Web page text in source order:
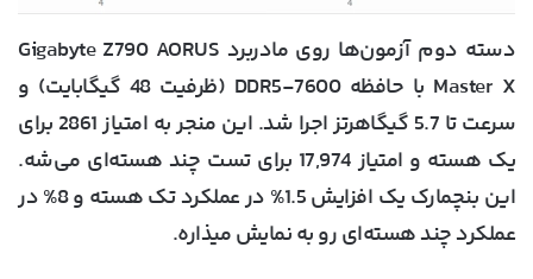
دسته دوم آزمون‌ها روی مادربرد Gigabyte Z790 AORUS
Master X با حافظه DDR5-7600 (ظرفیت 48 گیگابایت) و
سرعت تا 5.7 گیگاهرتز اجرا شد. این منجر به امتیاز 2861 برای
یک هسته و امتیاز 17,974 برای تست چند هسته‌ای می‌شه.
این بنچمارک یک افزایش 1.5% در عملکرد تک هسته و 8% در
عملکرد چند هسته‌ای رو به نمایش میذاره.